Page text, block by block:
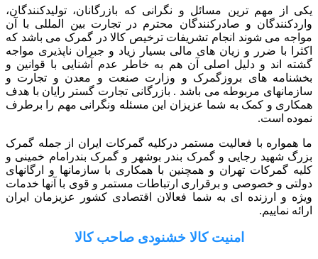
یکی از مهم ترین مسائل و نگرانی که بازرگانان، تولیدکنندگان،
واردکنندگان و صادرکنندگان محترم در تجارت بین المللی با آن
مواجه می شوند انجام تشریفات ترخیص کالا در گمرک می باشد که
اکثرا با ضرر و زیان های مالی بسیار زیاد و جبران ناپذیری مواجه
گشته اند و دلیل اصلی آن هم به خاطر عدم آشنایی با قوانین و
بخشنامه های بروزگمرک و وزارت صنعت و معدن و تجارت و
سازمانهای مربوطه می باشد . بازرگانی تجارت گستر رایان با هدف
همکاری و کمک به شما عزیزان این مسئله ونگرانی مهم را برطرف
نموده است.
ما همواره با فعالیت مستمر درکلیه گمرکات ایران از جمله گمرک
بزرگ شهید رجایی و گمرک بندر بوشهر و گمرک بندرامام خمینی و
کلیه گمرکات تهران و همچنین با همکاری با سازمانها و ارگانهای
دولتی و خصوصی و برقراری ارتباطات مستمر و قوی با آنها خدمات
ویژه و ارزنده ای به شما فعالان اقتصادی کشور عزیزمان ایران
ارائه نماییم.
امنیت کالا خشنودی صاحب کالا